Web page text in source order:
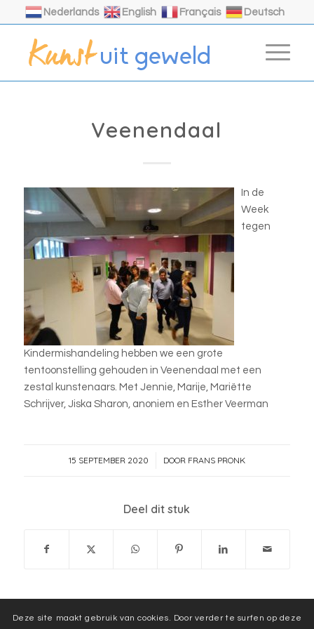
Nederlands English Français Deutsch
Veenendaal
In de
Week
tegen
Kindermishandeling hebben we een grote
tentoonstelling gehouden in Veenendaal met een
zestal kunstenaars. Met Jennie, Marije, Mariëtte
Schrijver, Jiska Sharon, anoniem en Esther Veerman
15 SEPTEMBER 2020
/ DOOR FRANS PRONK
Deel dit stuk
Deze site maakt gebruik van cookies. Door verder te surfen op deze